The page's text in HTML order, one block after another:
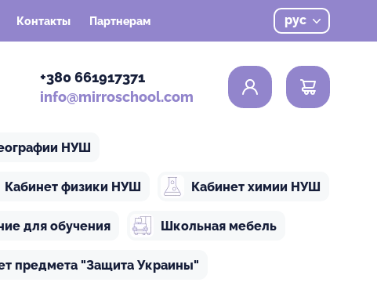
Контакты Партнерам рус
+380 661917371
info@mirroschool.com
0
НУШ
Кабинет физики НУШ Кабинет химии НУШ
для обучения Школьная мебель
предмета "Защита Украины"